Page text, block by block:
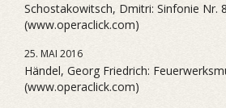
Schostakowitsch, Dmitri: Sinfonie Nr.
(www.operaclick.com)
25. MAI 2016
Händel, Georg Friedrich:
(www.operaclick.com)